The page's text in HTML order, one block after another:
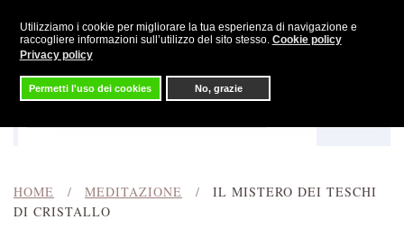
Utilizziamo i cookie per migliorare la tua esperienza di navigazione e
raccogliere informazioni sull’utilizzo del sito stesso. Cookie policy
Privacy policy
Permetti l'uso dei cookies No, grazie
Skip to main content
HOME MEDITAZIONE
IL MISTERO DEI TESCHI
DI CRISTALLO